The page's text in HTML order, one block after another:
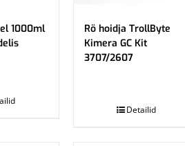
1000ml
Rö hoidja TrollByte
Kimera GC Kit
3707/2607
Detailid